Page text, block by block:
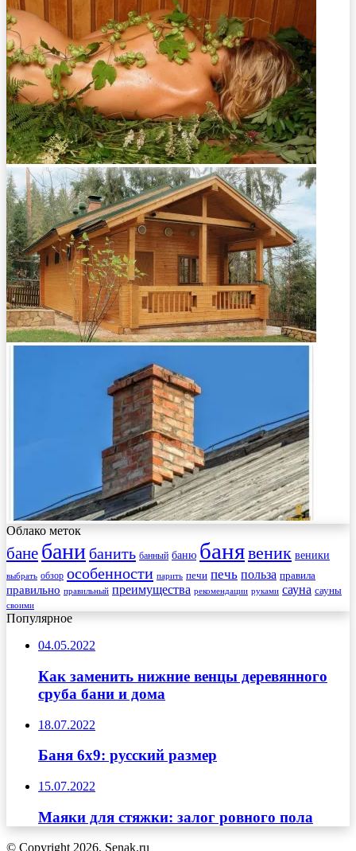
Облако меток
бане бани банить банный баню банявеник веники
выбрать обзор особенности парить печи печь польза правила
правильно правильный преимущества рекомендации руками сауна сауны
своими
Популярное
04.05.2022
Как заменить нижние венцы деревянного
сруба бани и дома
18.07.2022
Баня 6х9: русский размер
15.07.2022
Маяки для стяжки: залог ровного пола
© Copyright 2026, Senak.ru